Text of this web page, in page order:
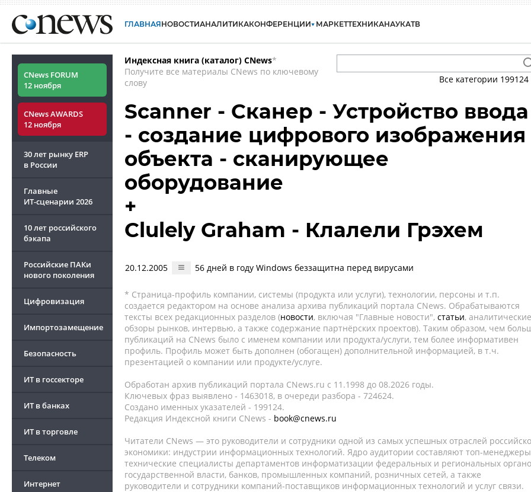
ГЛАВНАЯНОВОСТИАНАЛИТИКАКОНФЕРЕНЦИИ МАРКЕТТЕХНИКАНАУКАТВ
CNews FORUM
12 ноября
CNews AWARDS
12 ноября
30 лет рынку ERP
в России
Главные
ИТ-сценарии 2026
10 лет российского
бэкапа
Российские ПАКи
нового поколения
Цифровизация
Импортозамещение
Безопасность
ИТ в госсекторе
ИТ в банках
ИТ в торговле
Телеком
Интернет
Индексная книга (каталог) CNews*
Получите все материалы CNews по ключевому
слову
Все категории 199124
Scanner - Сканер - Устройство ввода
- создание цифрового изображения
объекта - сканирующее
оборудование
+
Clulely Graham - Клалели Грэхем
20.12.2005 56 дней в году Windows беззащитна перед вирусами
* Страница-профиль компании, системы (продукта или услуги), технологии, персоны и т.п.
создается редактором на основе анализа архива публикаций портала CNews. Обрабатываются
тексты всех редакционных разделов (новости, включая "Главные новости", статьи, аналитические
обзоры рынков, интервью, а также содержание партнёрских проектов). Таким образом, чем
публикаций на CNews было с именем компании или продукта/услуги, тем более информативен
профиль. Профиль может быть дополнен (обогащен) дополнительной информацией, в т.ч.
презентацией о компании или продукте/услуге.
Обработан архив публикаций портала CNews.ru c 11.1998 до 08.2026 годы.
Ключевых фраз выявлено - 1463018, в очереди разбора - 724624.
Создано именных указателей - 199124.
Редакция Индексной книги CNews - book@cnews.ru
Читатели CNews — это руководители и сотрудники одной из самых успешных отраслей
экономики: индустрии информационных технологий. Ядро аудитории составляют топ-
технические специалисты департаментов информатизации федеральных и региональных
государственной власти, банков, промышленных компаний, розничных сетей, а также
руководители и сотрудники компаний-поставщиков информационных технологий и услуг связи.